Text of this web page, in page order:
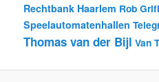
Rechtbank Haarlem Rob
Speelautomatenhallen
Thomas van der Bijl Van